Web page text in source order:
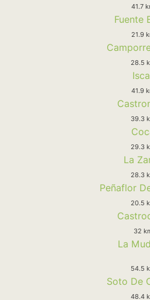
41.7
Fuente
21.9
28.5
41.9
39.3
29.3
La
28.3
Peñaflor
20.5
32
La
54.5
Soto De
48.4